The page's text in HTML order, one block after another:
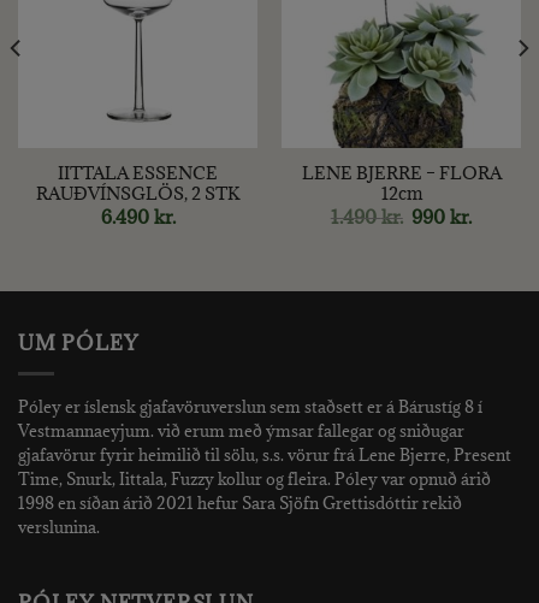
IITTALA ESSENCE
RAUÐVÍNSGLÖS, 2 STK
6.490 kr.
LENE BJERRE – FLORA
12cm
1.490kr. Original
price
990kr.
price
UM PÓLEY
Póley er íslensk gjafavöruverslun sem staðsett er á Bárustíg 8 í
Vestmannaeyjum. við erum með ýmsar fallegar og sniðugar
gjafavörur fyrir heimilið til sölu, s.s. vörur frá Lene Bjerre, Present
Time, Snurk, Iittala, Fuzzy kollur og fleira. Póley var opnuð árið
1998 en síðan árið 2021 hefur Sara Sjöfn Grettisdóttir rekið
verslunina.